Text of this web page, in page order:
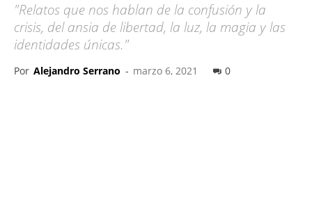
"Relatos que nos hablan de la confusión y la
crisis, del ansia de libertad, la luz, la magia y las
identidades únicas."
Por Alejandro Serrano - marzo 6, 2021 0